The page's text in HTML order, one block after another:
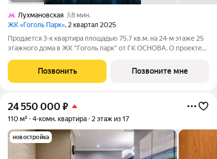
Лухмановская
8 мин.
ЖК «Гоголь Парк», 2 квартал 2025
Продается 3-к квартира площадью 75.7 кв.м. на 24-м этаже 25
этажного дома в ЖК "Гоголь парк" от ГК ОСНОВА. О проекте
на территории и подземным паркингом с лифтом уже готов
около метро
Позвонить Позвоните мне
24 550 000 ₽
110 м² 4-комн. квартира 2 этаж из 17
новостройка